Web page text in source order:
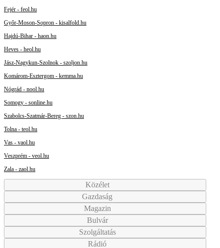
Fejér - feol.hu
Győr-Moson-Sopron - kisalfold.hu
Hajdú-Bihar - haon.hu
Heves - heol.hu
Jász-Nagykun-Szolnok - szoljon.hu
Komárom-Esztergom - kemma.hu
Nógrád - nool.hu
Somogy - sonline.hu
Szabolcs-Szatmár-Bereg - szon.hu
Tolna - teol.hu
Vas - vaol.hu
Veszprém - veol.hu
Zala - zaol.hu
Közélet
Gazdaság
Magazin
Bulvár
Szolgáltatás
Rádió